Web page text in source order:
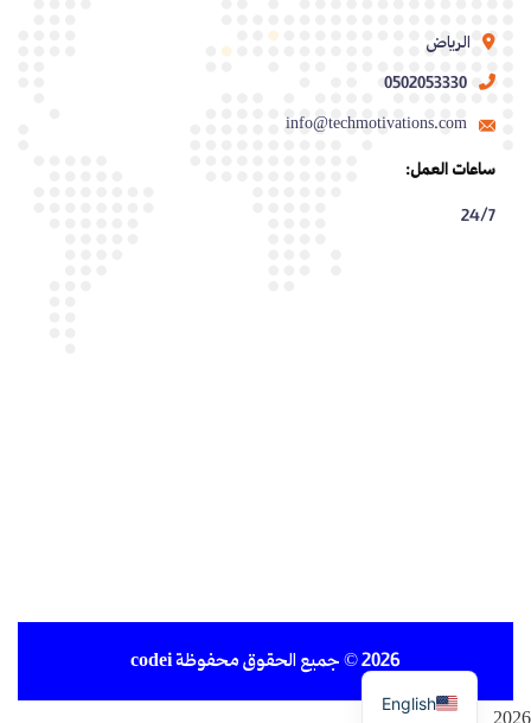
الرياض
0502053330
info@techmotivations.com
ساعات العمل:
24/7
2026© جميع الحقوق محفوظةcodei
2026
English